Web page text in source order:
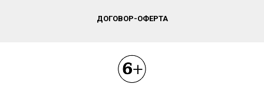
ДОГОВОР-ОФЕРТА